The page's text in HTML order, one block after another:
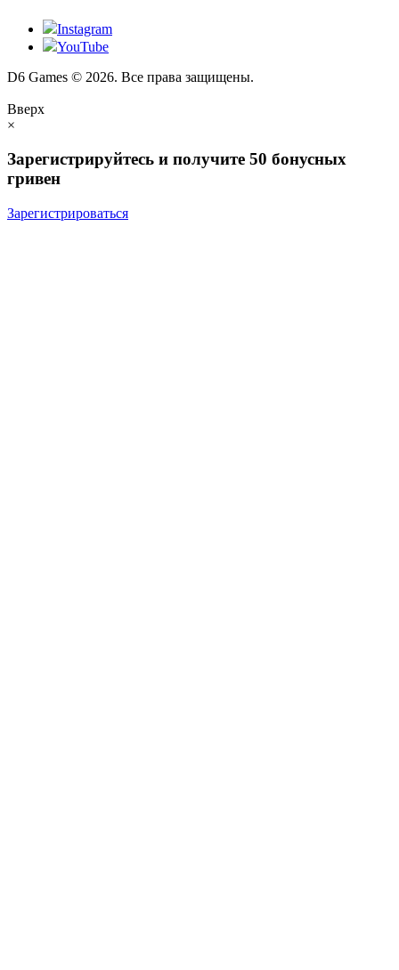
Instagram
YouTube
D6 Games © 2026. Все права защищены.
Вверх
×
Зарегистрируйтесь и получите 50 бонусных
гривен
Зарегистрироваться